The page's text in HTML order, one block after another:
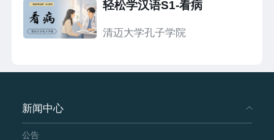
轻松学汉语S1-看病
清迈大学孔子学院
新闻中心
公告